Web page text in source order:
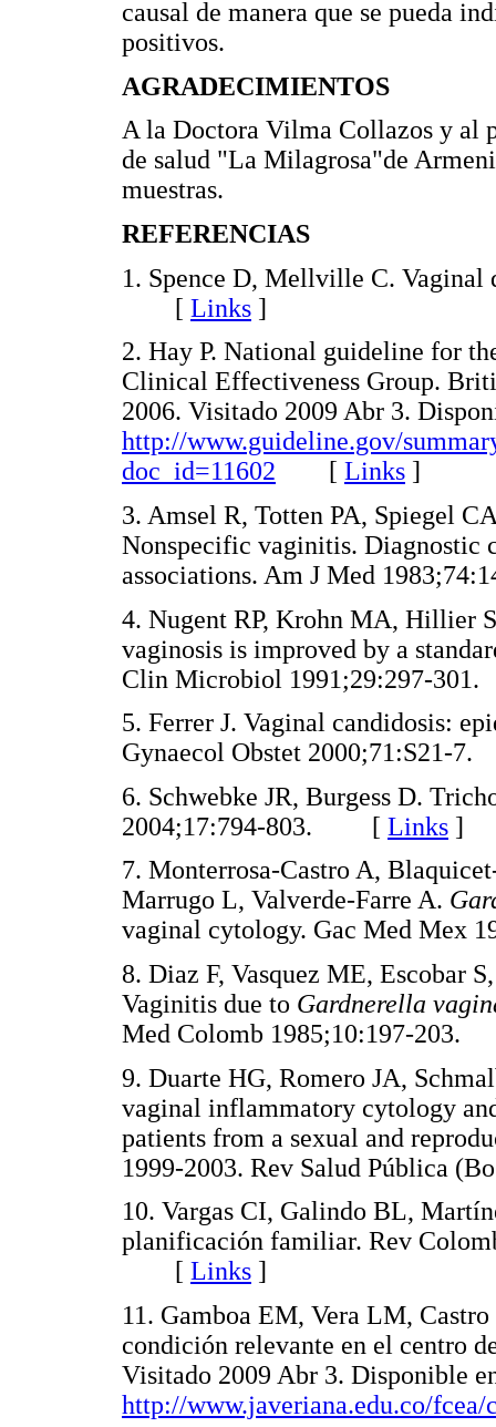
causal de manera que se pueda
positivos.
AGRADECIMIENTOS
A la Doctora Vilma Collazos y al
de salud "La Milagrosa"de
muestras.
REFERENCIAS
1. Spence D, Mellville C. Vaginal
[ Links ]
2. Hay P. National guideline for
Clinical Effectiveness Group.
2006. Visitado 2009 Abr 3.
http://www.guideline.gov/
doc_id=11602 [ Links ]
3. Amsel R, Totten PA, Spiegel
Nonspecific vaginitis. Diagnostic
associations. Am J Med
4. Nugent RP, Krohn MA, Hillier
vaginosis is improved by a
Clin Microbiol 1991;29:297-
5. Ferrer J. Vaginal candidosis:
Gynaecol Obstet
6. Schwebke JR, Burgess D.
2004;17:794-803. [ Links ]
7. Monterrosa-Castro A,
Marrugo L, Valverde-Farre A.
vaginal cytology. Gac Med
8. Diaz F, Vasquez ME, Escobar
Vaginitis due to Gardnerella
Med Colomb 1985;10:197-
9. Duarte HG, Romero JA,
vaginal inflammatory cytology
patients from a sexual and
1999-2003. Rev Salud
10. Vargas CI, Galindo BL,
planificación familiar. Rev
[ Links ]
11. Gamboa EM, Vera LM,
condición relevante en el centro
Visitado 2009 Abr 3. Disponible
http://www.javeriana.edu.co/fcea/